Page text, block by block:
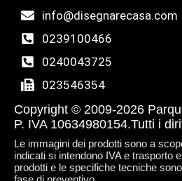
info@disegnarecasa.com
0239100466
0240043725
023546354
Copyright © 2009-2026
P. IVA 10634980154.Tutti i
Le immagini dei prodotti sono a
indicati si intendono IVA e trasporto
prodotti e le specifiche tecniche